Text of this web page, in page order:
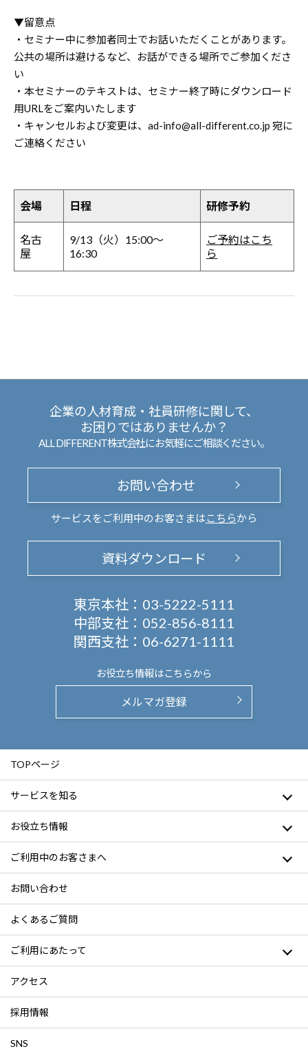
▼留意点
・セミナー中に参加者同士でお話いただくことがあります。
公共の場所は避けるなど、お話ができる場所でご参加くださ
い
・本セミナーのテキストは、セミナー終了時にダウンロード
用URLをご案内いたします
・キャンセルおよび変更は、ad-info@all-different.co.jp 宛に
ご連絡ください
会場 日程 研修予約
名古
屋
9/13（火）15:00～
16:30
ご予約はこち
ら
企業の人材育成・社員研修に関して、
お困りではありませんか？
ALL DIFFERENT株式会社にお気軽にご相談ください。
お問い合わせ
サービスをご利用中のお客さまは こちらから
資料ダウンロード
東京本社： 03-5222-5111
中部支社： 052-856-8111
関西支社： 06-6271-1111
お役立ち情報はこちらから
メルマガ登録
TOPページ
サービスを知る
お役立ち情報
ご利用中のお客さまへ
お問い合わせ
よくあるご質問
ご利用にあたって
アクセス
採用情報
SNS